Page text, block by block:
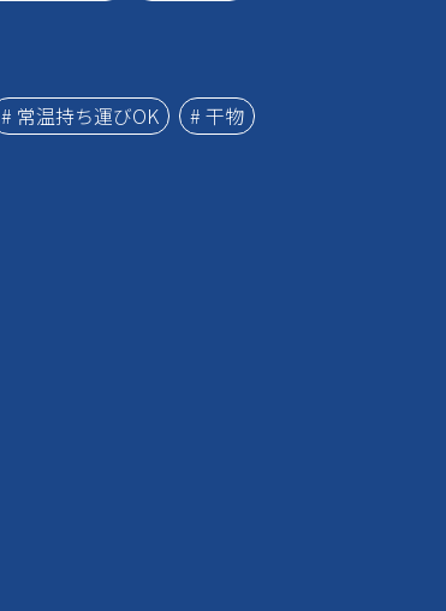
# 常温持ち運びOK
# 干物